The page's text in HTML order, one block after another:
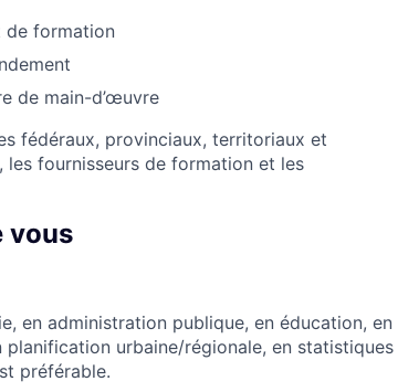
de formation
de main-d’œuvre
fédéraux, provinciaux, territoriaux et
les fournisseurs de formation et les
vous
en administration publique, en éducation, en
urbaine/régionale, en statistiques
préférable.